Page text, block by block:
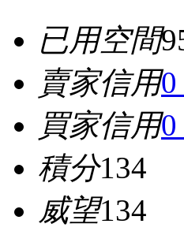
已用空間
賣家信用0
買家信用0
積分134
威望134